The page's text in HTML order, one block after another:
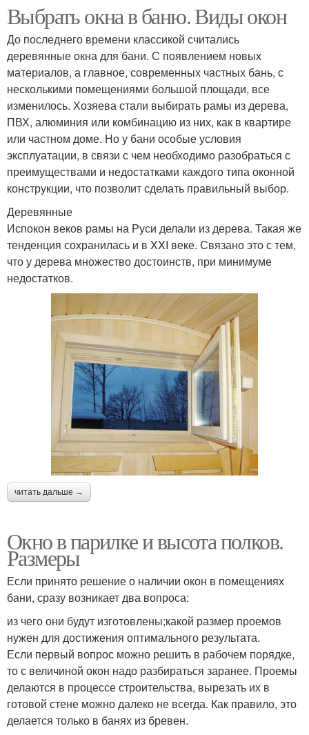
Выбрать окна в баню. Виды окон
До последнего времени классикой считались
деревянные окна для бани. С появлением новых
материалов, а главное, современных частных бань, с
несколькими помещениями большой площади, все
изменилось. Хозяева стали выбирать рамы из дерева,
ПВХ, алюминия или комбинацию из них, как в квартире
или частном доме. Но у бани особые условия
эксплуатации, в связи с чем необходимо разобраться с
преимуществами и недостатками каждого типа оконной
конструкции, что позволит сделать правильный выбор.
Деревянные
Испокон веков рамы на Руси делали из дерева. Такая же
тенденция сохранилась и в XXI веке. Связано это с тем,
что у дерева множество достоинств, при минимуме
недостатков.
читать дальше →
Окно в парилке и высота полков.
Размеры
Если принято решение о наличии окон в помещениях
бани, сразу возникает два вопроса:
из чего они будут изготовлены;какой размер проемов
нужен для достижения оптимального результата.
Если первый вопрос можно решить в рабочем порядке,
то с величиной окон надо разбираться заранее. Проемы
делаются в процессе строительства, вырезать их в
готовой стене можно далеко не всегда. Как правило, это
делается только в банях из бревен.